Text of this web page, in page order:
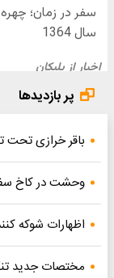
پر بازدیدها
باقر خرازی تحت
وحشت در کاخ
اظهارات شوکه
مختصات جدید